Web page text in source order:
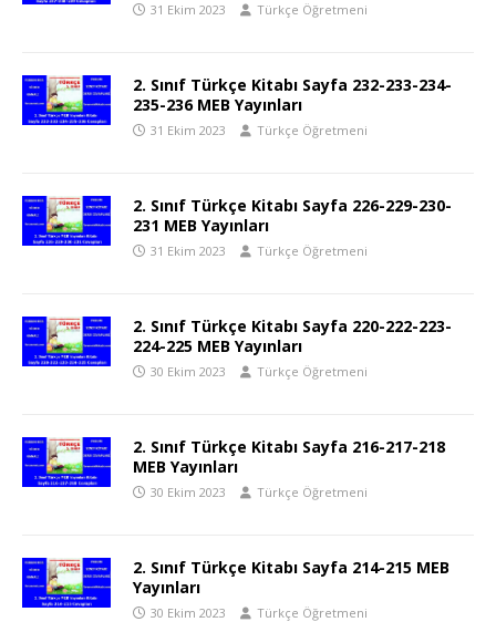
31 Ekim 2023 Türkçe Öğretmeni
2. Sınıf Türkçe Kitabı Sayfa 232-233-234-
235-236 MEB Yayınları
31 Ekim 2023 Türkçe Öğretmeni
2. Sınıf Türkçe Kitabı Sayfa 226-229-230-
231 MEB Yayınları
31 Ekim 2023 Türkçe Öğretmeni
2. Sınıf Türkçe Kitabı Sayfa 220-222-223-
224-225 MEB Yayınları
30 Ekim 2023 Türkçe Öğretmeni
2. Sınıf Türkçe Kitabı Sayfa 216-217-218
MEB Yayınları
30 Ekim 2023 Türkçe Öğretmeni
2. Sınıf Türkçe Kitabı Sayfa 214-215 MEB
Yayınları
30 Ekim 2023 Türkçe Öğretmeni